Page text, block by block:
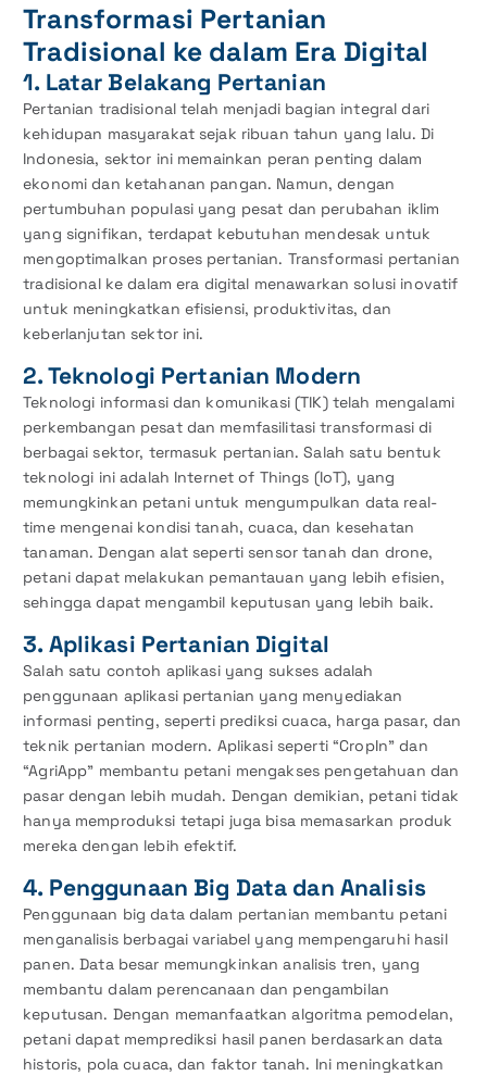
Transformasi Pertanian
Tradisional ke dalam Era Digital
1. Latar Belakang Pertanian
Pertanian tradisional telah menjadi bagian integral dari
kehidupan masyarakat sejak ribuan tahun yang lalu. Di
Indonesia, sektor ini memainkan peran penting dalam
ekonomi dan ketahanan pangan. Namun, dengan
pertumbuhan populasi yang pesat dan perubahan iklim
yang signifikan, terdapat kebutuhan mendesak untuk
mengoptimalkan proses pertanian. Transformasi pertanian
tradisional ke dalam era digital menawarkan solusi inovatif
untuk meningkatkan efisiensi, produktivitas, dan
keberlanjutan sektor ini.
2. Teknologi Pertanian Modern
Teknologi informasi dan komunikasi (TIK) telah mengalami
perkembangan pesat dan memfasilitasi transformasi di
berbagai sektor, termasuk pertanian. Salah satu bentuk
teknologi ini adalah Internet of Things (IoT), yang
memungkinkan petani untuk mengumpulkan data real-
time mengenai kondisi tanah, cuaca, dan kesehatan
tanaman. Dengan alat seperti sensor tanah dan drone,
petani dapat melakukan pemantauan yang lebih efisien,
sehingga dapat mengambil keputusan yang lebih baik.
3. Aplikasi Pertanian Digital
Salah satu contoh aplikasi yang sukses adalah
penggunaan aplikasi pertanian yang menyediakan
informasi penting, seperti prediksi cuaca, harga pasar, dan
teknik pertanian modern. Aplikasi seperti “CropIn” dan
“AgriApp” membantu petani mengakses pengetahuan dan
pasar dengan lebih mudah. Dengan demikian, petani tidak
hanya memproduksi tetapi juga bisa memasarkan produk
mereka dengan lebih efektif.
4. Penggunaan Big Data dan Analisis
Penggunaan big data dalam pertanian membantu petani
menganalisis berbagai variabel yang mempengaruhi hasil
panen. Data besar memungkinkan analisis tren, yang
membantu dalam perencanaan dan pengambilan
keputusan. Dengan memanfaatkan algoritma pemodelan,
petani dapat memprediksi hasil panen berdasarkan data
historis, pola cuaca, dan faktor tanah. Ini meningkatkan